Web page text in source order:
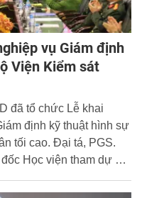
vụ Giám định
Viện Kiểm sát
đã tổ chức Lễ khai
định kỹ thuật hình sự
tối cao. Đại tá, PGS.
Học viện tham dự và